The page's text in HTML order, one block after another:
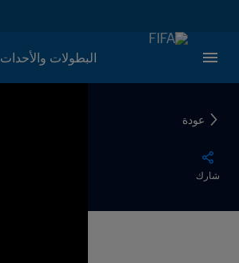
البطولات والأحدات
عودة
شارك